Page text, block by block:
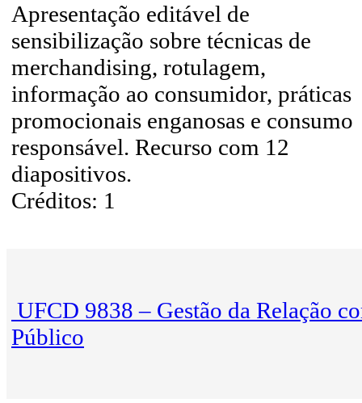
Apresentação editável de
sensibilização sobre técnicas de
merchandising, rotulagem,
informação ao consumidor, práticas
promocionais enganosas e consumo
responsável. Recurso com 12
diapositivos.
Créditos: 1
UFCD 9838 – Gestão da Relação
Público